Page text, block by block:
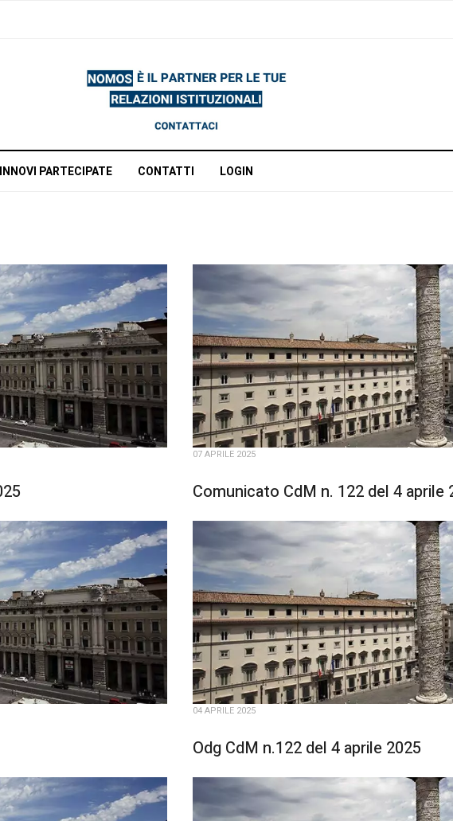
PARTECIPATE CONTATTI LOGIN
07 APRILE 2025
Comunicato CdM n. 122 del 4 aprile
04 APRILE 2025
Odg CdM n.122 del 4 aprile 2025